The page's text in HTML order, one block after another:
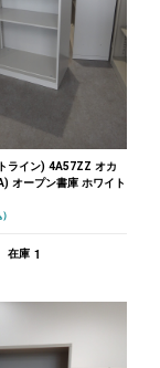
ライン) 4A57ZZ オカ
オープン書庫 ホワイト
在庫 1